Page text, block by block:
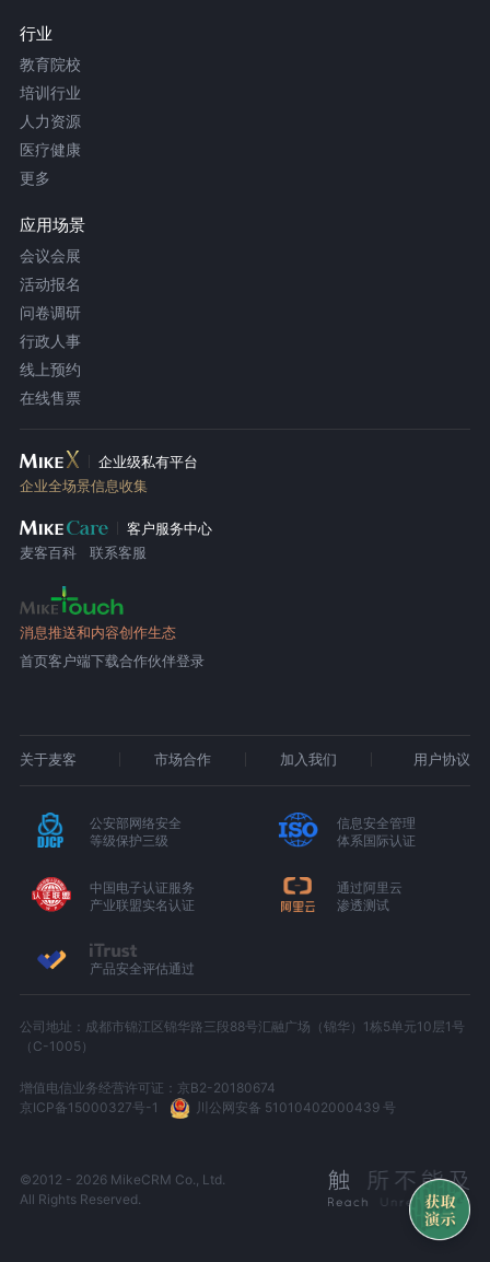
行业
教育院校
培训行业
人力资源
医疗健康
更多
应用场景
会议会展
活动报名
问卷调研
行政人事
线上预约
在线售票
企业级私有平台
企业全场景信息收集
客户服务中心
麦客百科
联系客服
消息推送和内容创作生态
首页客户端下载合作伙伴登录
关于麦客 市场合作 加入我们 用户协议
公安部网络安全
等级保护三级
信息安全管理
体系国际认证
中国电子认证服务
产业联盟实名认证
通过阿里云
渗透测试
产品安全评估通过
公司地址：成都市锦江区锦华路三段88号汇融广场（锦华）1栋5单元10层1号
（C-1005）
增值电信业务经营许可证：京B2-20180674
京ICP备15000327号-1
川公网安备 51010402000439 号
©2012 - 2026 MikeCRM Co., Ltd.
All Rights Reserved.